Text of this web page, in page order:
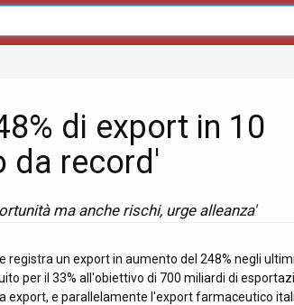
di export in 10
da record'
ma anche rischi, urge alleanza'
un export in aumento del 248% negli
per il 33% all'obiettivo di 700 miliardi di
export, e parallelamente l'export farmaceutico